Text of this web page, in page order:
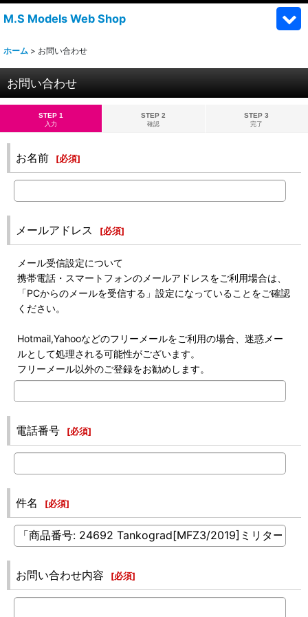
M.S Models Web Shop
ホーム > お問い合わせ
お問い合わせ
STEP 1
入力
STEP 2
確認
STEP 3
完了
お名前 [必須]
メールアドレス [必須]
メール受信設定について
携帯電話・スマートフォンのメールアドレスをご利用場合は、
「PCからのメールを受信する」設定になっていることをご確認
ください。
Hotmail,Yahooなどのフリーメールをご利用の場合、迷惑メー
ルとして処理される可能性がございます。
フリーメール以外のご登録をお勧めします。
電話番号 [必須]
件名 [必須]
お問い合わせ内容 [必須]